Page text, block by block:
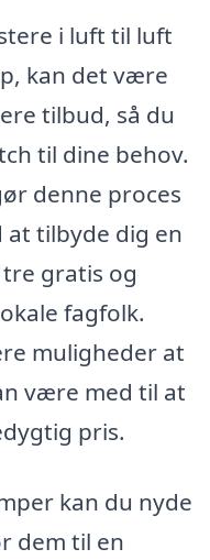
i luft til luft
kan det være
tilbud, så du
til dine behov.
denne proces
at tilbyde dig en
gratis og
fagfolk.
muligheder at
være med til at
pris.
kan du nyde
dem til en